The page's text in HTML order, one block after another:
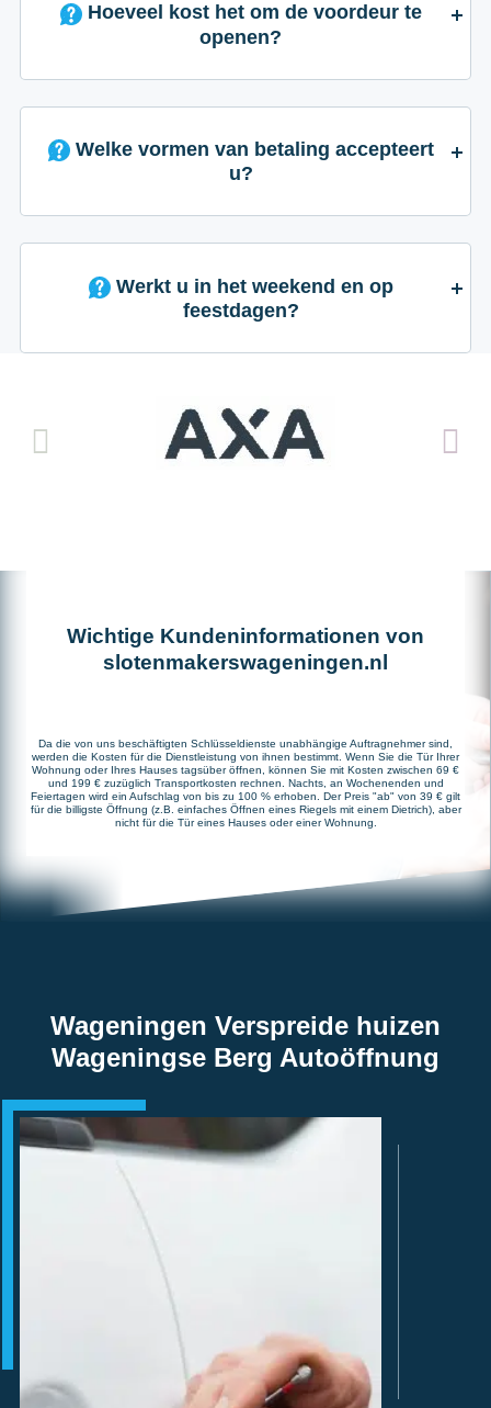
Hoeveel kost het om de voordeur te
openen?
Welke vormen van betaling accepteert
u?
Werkt u in het weekend en op
feestdagen?
Wichtige Kundeninformationen von
slotenmakerswageningen.nl
Da die von uns beschäftigten Schlüsseldienste unabhängige Auftragnehmer sind,
werden die Kosten für die Dienstleistung von ihnen bestimmt. Wenn Sie die Tür Ihrer
Wohnung oder Ihres Hauses tagsüber öffnen, können Sie mit Kosten zwischen 69 €
und 199 € zuzüglich Transportkosten rechnen. Nachts, an Wochenenden und
Feiertagen wird ein Aufschlag von bis zu 100 % erhoben. Der Preis "ab" von 39 € gilt
für die billigste Öffnung (z.B. einfaches Öffnen eines Riegels mit einem Dietrich), aber
nicht für die Tür eines Hauses oder einer Wohnung.
Wageningen Verspreide huizen
Wageningse Berg Autoöffnung